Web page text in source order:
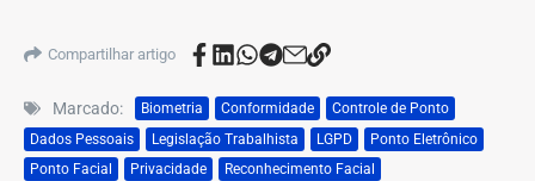
Compartilhar artigo
Marcado: Biometria Conformidade
Controle de Ponto
Dados Pessoais
Legislação Trabalhista LGPD
Ponto Eletrônico
Ponto Facial
Privacidade
Reconhecimento Facial